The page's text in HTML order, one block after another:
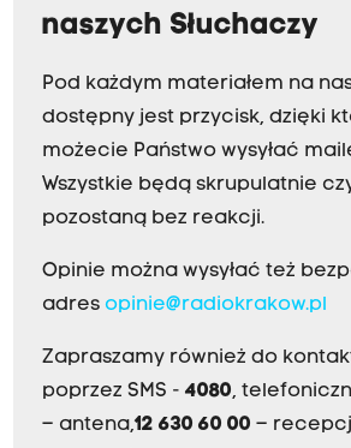
naszych Słuchaczy
Pod każdym materiałem na
dostępny jest przycisk, dzięki
możecie Państwo wysyłać
Wszystkie będą skrupulatnie
pozostaną bez reakcji.
Opinie można wysyłać też
adres opinie@radiokrakow.pl
Zapraszamy również do
poprzez SMS - 4080,
– antena,12 630 60 00 –